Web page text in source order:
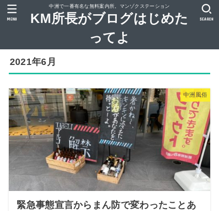
中洲で一番有名な無料案内所。マンゾクステーション
KM所長がブログはじめた
ってよ
SEARCH
MENU
2021年6月
中洲風俗
緊急事態宣言からまん防で変わったことあ